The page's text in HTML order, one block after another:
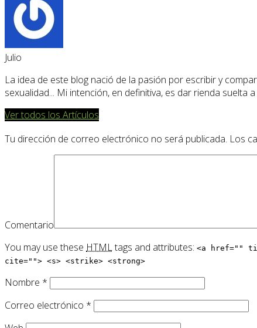
Julio
La idea de este blog nació de la pasión por escribir y
sexualidad... Mi intención, en definitiva, es dar rienda suelta
Ver todos los Artículos
Tu dirección de correo electrónico no será publicada. Los
Comentario
You may use these HTMLtags and attributes: <a href=""
cite=""> <s> <strike> <strong>
Nombre *
Correo electrónico *